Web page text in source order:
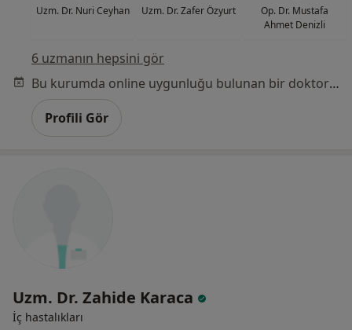
Uzm. Dr. Nuri Ceyhan Uzm. Dr. Zafer Özyurt
Op. Dr. Mustafa
Ahmet Denizli
6 uzmanın hepsini gör
Bu kurumda online uygunluğu bulunan bir doktor veya uzman bulunamadı
Profili Gör
Uzm. Dr. Zahide Karaca
İç hastalıkları